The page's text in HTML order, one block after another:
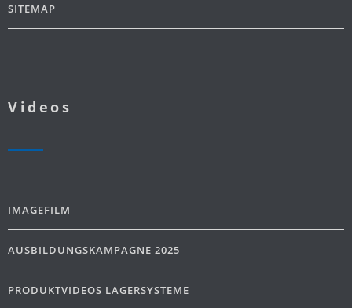
SITEMAP
Videos
IMAGEFILM
AUSBILDUNGSKAMPAGNE 2025
PRODUKTVIDEOS LAGERSYSTEME